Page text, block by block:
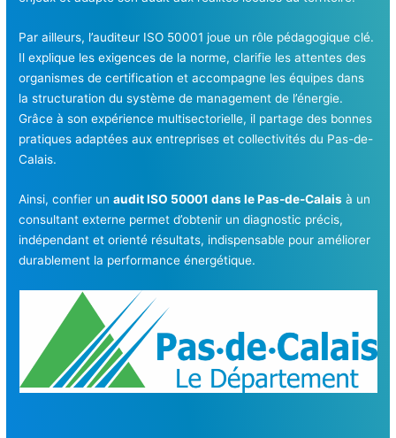
Par ailleurs, l’auditeur ISO 50001 joue un rôle pédagogique clé.
Il explique les exigences de la norme, clarifie les attentes des
organismes de certification et accompagne les équipes dans
la structuration du système de management de l’énergie.
Grâce à son expérience multisectorielle, il partage des bonnes
pratiques adaptées aux entreprises et collectivités du Pas-de-
Calais.
Ainsi, confier unaudit ISO 50001 dans le Pas-de-Calais à un
consultant externe permet d’obtenir un diagnostic précis,
indépendant et orienté résultats, indispensable pour améliorer
durablement la performance énergétique.